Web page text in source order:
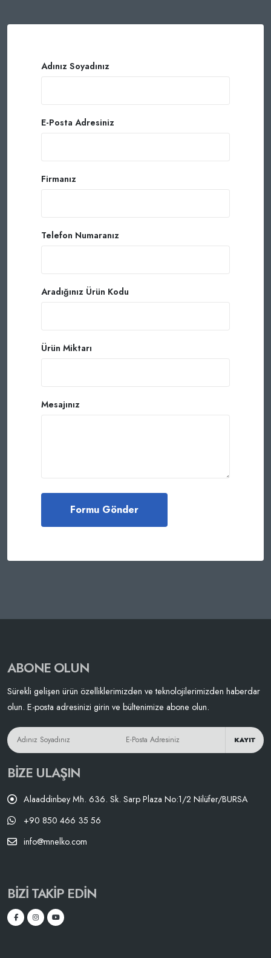
Adınız Soyadınız
E-Posta Adresiniz
Firmanız
Telefon Numaranız
Aradığınız Ürün Kodu
Ürün Miktarı
Mesajınız
ABONE OLUN
Sürekli gelişen ürün özelliklerimizden ve teknolojilerimizden haberdar
olun. E-posta adresinizi girin ve bültenimize abone olun.
KAYIT
BIZE ULAŞIN
Alaaddinbey Mh. 636. Sk. Sarp Plaza No:1/2 Nilüfer/BURSA
+90 850 466 35 56
info@mnelko.com
BIZI TAKIP EDIN